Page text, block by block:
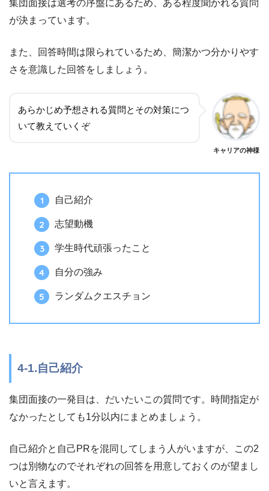
集団面接は選考の序盤にあるため、ある程度聞かれる質問
が決まっています。
また、回答時間は限られているため、簡潔かつ分かりやす
さを意識した回答をしましょう。
あらかじめ予想される質問とその対策につ
いて教えていくぞ
キャリアの神様
自己紹介
志望動機
学生時代頑張ったこと
自分の強み
ランダムクエスチョン
4-1.自己紹介
集団面接の一発目は、だいたいこの質問です。時間指定が
なかったとしても1分以内にまとめましょう。
自己紹介と自己PRを混同してしまう人がいますが、この2
つは別物なのでそれぞれの回答を用意しておくのが望まし
いと言えます。